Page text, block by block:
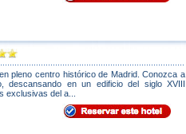
pleno centro histórico de Madrid. Conozca a
descansando en un edificio del siglo XVIII
exclusivas del a...